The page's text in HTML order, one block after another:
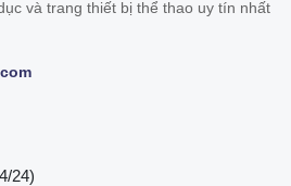
và trang thiết bị thể thao uy tín nhất
24)